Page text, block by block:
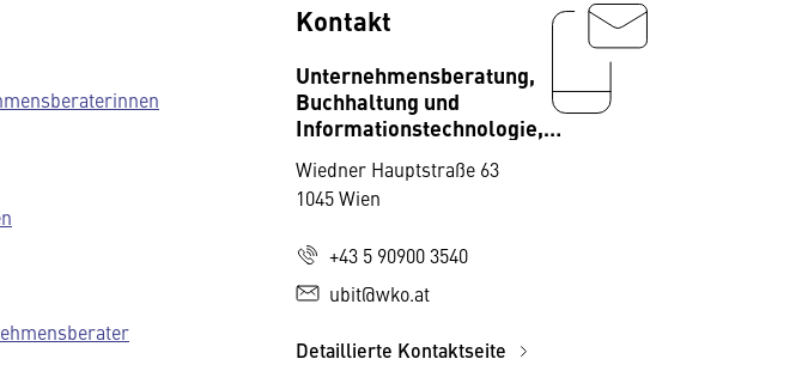
Kontakt
Unternehmensberatung,
Buchhaltung und
Informationstechnologie,
Wiedner Hauptstraße 63
1045 Wien
+43 5 90900 3540
ubit@wko.at
Detaillierte Kontaktseite